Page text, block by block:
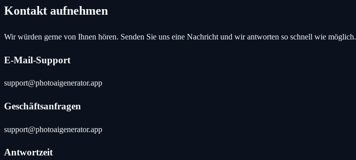
Kontakt aufnehmen
Wir würden gerne von Ihnen hören. Senden Sie uns eine Nachricht und wir antworten so schnell wie möglich.
E-Mail-Support
support@photoaigenerator.app
Geschäftsanfragen
support@photoaigenerator.app
Antwortzeit